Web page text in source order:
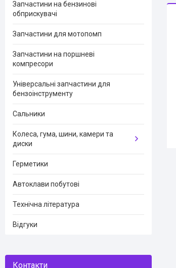
Запчастини на бензинові
обприскувачі
Запчастини для мотопомп
Запчастини на поршневі
компресори
Універсальні запчастини для
бензоінструменту
Сальники
Колеса, гума, шини, камери та
диски
Герметики
Автоклави побутові
Технічна література
Відгуки